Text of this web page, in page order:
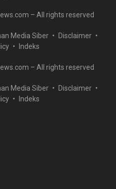
– All rights reserved
Media Siber
Disclaimer
Indeks
– All rights reserved
Media Siber
Disclaimer
Indeks